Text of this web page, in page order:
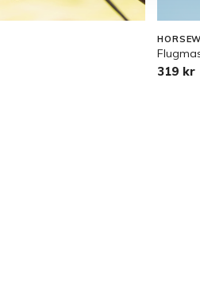
319 kr